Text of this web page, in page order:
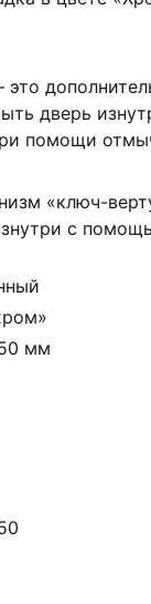
дверь
помощи
«ключ-
с
мм